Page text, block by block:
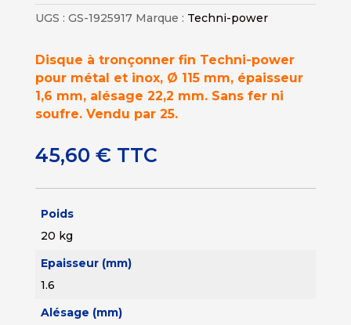
UGS : GS-1925917 Marque : Techni-power
Disque à tronçonner fin Techni-power
pour métal et inox, Ø 115 mm, épaisseur
1,6 mm, alésage 22,2 mm. Sans fer ni
soufre. Vendu par 25.
45,60 € TTC
Poids
20 kg
Epaisseur (mm)
1.6
Alésage (mm)